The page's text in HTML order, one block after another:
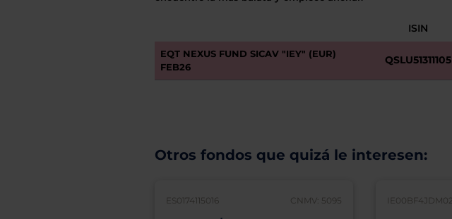
ISIN
EQT NEXUS FUND SICAV "IEY" (EUR)
FEB26
QSLU51311105
Otros fondos que quizá le interesen:
ES0174115016 CNMV: 5095 IE00BF4JDM02